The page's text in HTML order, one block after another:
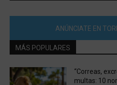
ANÚNCIATE EN
MÁS POPULARES
“Correas,
multas: 10